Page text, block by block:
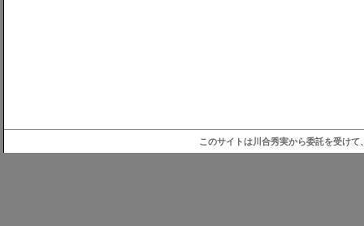
このサイトは川合秀実から委託を受け